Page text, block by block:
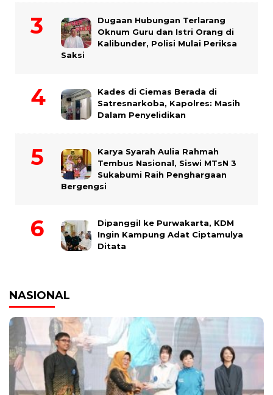
Dugaan Hubungan Terlarang
Oknum Guru dan Istri Orang di
Kalibunder, Polisi Mulai Periksa
Saksi
Kades di Ciemas Berada di
Satresnarkoba, Kapolres: Masih
Dalam Penyelidikan
Karya Syarah Aulia Rahmah
Tembus Nasional, Siswi MTsN 3
Sukabumi Raih Penghargaan
Bergengsi
Dipanggil ke Purwakarta, KDM
Ingin Kampung Adat Ciptamulya
Ditata
NASIONAL